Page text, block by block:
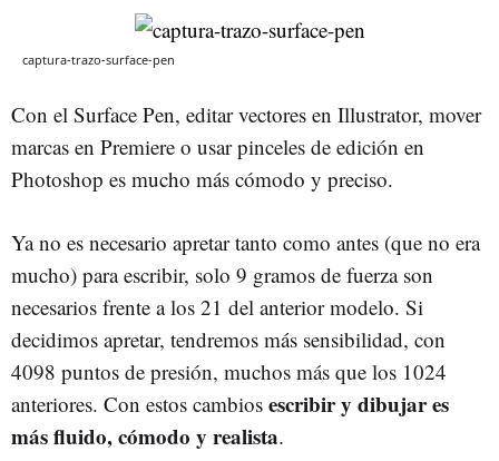
captura-trazo-surface-pen
Con el Surface Pen, editar vectores en Illustrator, mover
marcas en Premiere o usar pinceles de edición en
Photoshop es mucho más cómodo y preciso.
Ya no es necesario apretar tanto como antes (que no era
mucho) para escribir, solo 9 gramos de fuerza son
necesarios frente a los 21 del anterior modelo. Si
decidimos apretar, tendremos más sensibilidad, con
4098 puntos de presión, muchos más que los 1024
anteriores. Con estos cambios escribir y dibujar es
más fluido, cómodo y realista.